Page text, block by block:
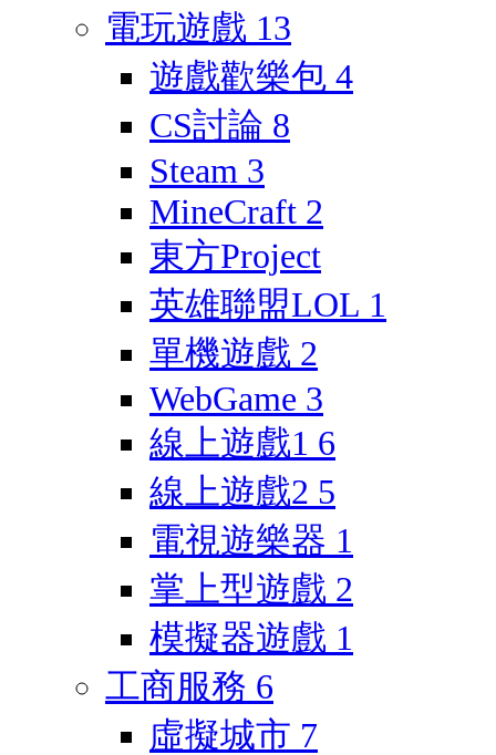
電玩遊戲 13
遊戲歡樂包 4
CS討論 8
Steam 3
MineCraft 2
東方Project
英雄聯盟LOL 1
單機遊戲 2
WebGame 3
線上遊戲1 6
線上遊戲2 5
電視遊樂器 1
掌上型遊戲 2
模擬器遊戲 1
工商服務 6
虛擬城市 7